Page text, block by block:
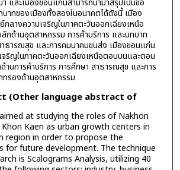
และเมืองขอนแก่นสามารถนำมาสรุปเป็นข้อ
าทของเมืองทั้งสองในอนาคตได้ดังนี้ เมือง
กลางความเจริญในภาคตะวันออกเฉียงเหนือ
กด้านอุตสาหกรรม การค้าบริการ และบทบาท
ธารณสุข และการคมนาคมขนส่ง เมืองขอนแก่น
จริญในภาคตะวันออกเฉียงเหนือตอนบนและตอน
นการค้าบริการ การศึกษา สาธารณสุข และการ
รองด้านอุตสาหกรรม
(Other language abstract of
at studying the roles of Nakhon
Kaen as urban growth centers in
region in order to propose the
for future development. The technique
is Scalograms Analysis, utilizing 40